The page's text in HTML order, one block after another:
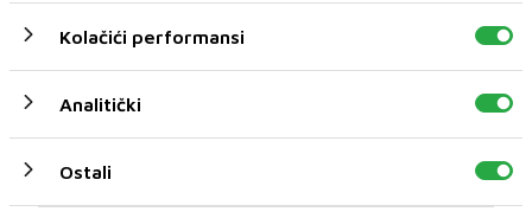
Kolačići performansi
Analitički
Ostali